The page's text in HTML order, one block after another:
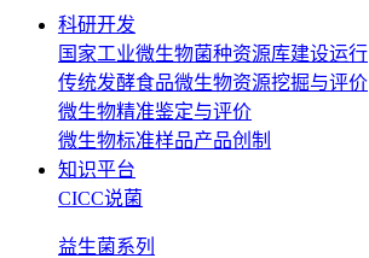
科研开发
国家工业微生物菌种资源库建设运行
传统发酵食品微生物资源挖掘与评价
微生物精准鉴定与评价
微生物标准样品产品创制
知识平台
CICC说菌
益生菌系列